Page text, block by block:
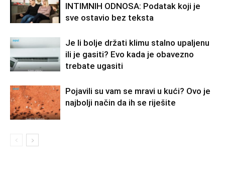
INTIMNIH ODNOSA: Podatak koji je
sve ostavio bez teksta
Je li bolje držati klimu stalno upaljenu
ili je gasiti? Evo kada je obavezno
trebate ugasiti
Pojavili su vam se mravi u kući? Ovo je
najbolji način da ih se riješite